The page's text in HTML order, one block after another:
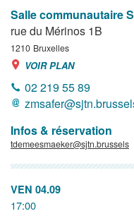
Salle communautaire
rue du Mérinos 1B
1210 Bruxelles
VOIR PLAN
02 219 55 89
Infos & réservation
tdemeesmaeker@sjtn.brussels
VEN 04.09
17:00